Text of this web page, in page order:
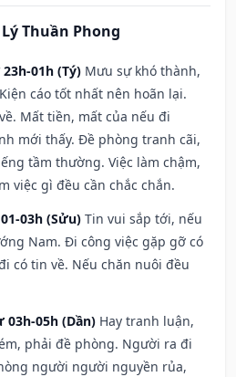
Thuần Phong
01h (Tý) Mưu sự khó thành,
cáo tốt nhất nên hoãn lại.
Mất tiền, mất của nếu đi
mới thấy. Đề phòng tranh cãi,
tầm thường. Việc làm chậm,
việc gì đều cần chắc chắn.
03h (Sửu) Tin vui sắp tới, nếu
Nam. Đi công việc gặp gỡ có
có tin về. Nếu chăn nuôi đều
03h-05h (Dần) Hay tranh luận,
phải đề phòng. Người ra đi
người người nguyền rủa,